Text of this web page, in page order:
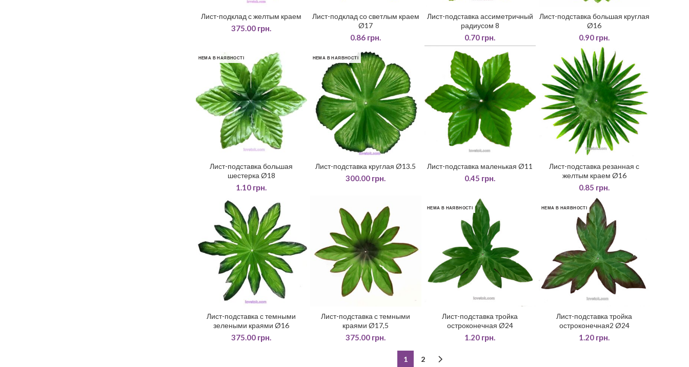
ДОДАТИ У КОШИК
Лист-подклад с желтым краем
375.00 грн.
ДОДАТИ У КОШИК
Лист-подклад со светлым краем
Ø17
0.86 грн.
ДОДАТИ У КОШИК
Лист-подставка ассиметричный
радиусом 8
0.70 грн.
ДОДАТИ У КОШИК
Лист-подставка большая круглая
Ø16
0.90 грн.
НЕМА В НАЯВНОСТІ
ЧИТАТИ ДАЛІ
Лист-подставка большая
шестерка Ø18
1.10 грн.
НЕМА В НАЯВНОСТІ
ЧИТАТИ ДАЛІ
Лист-подставка круглая Ø13.5
300.00 грн.
ДОДАТИ У КОШИК
Лист-подставка маленькая Ø11
0.45 грн.
ДОДАТИ У КОШИК
Лист-подставка резанная с
желтым краем Ø16
0.85 грн.
ДОДАТИ У КОШИК
Лист-подставка с темными
зелеными краями Ø16
375.00 грн.
ДОДАТИ У КОШИК
Лист-подставка с темными
краями Ø17,5
375.00 грн.
НЕМА В НАЯВНОСТІ
ЧИТАТИ ДАЛІ
Лист-подставка тройка
остроконечная Ø24
1.20 грн.
НЕМА В НАЯВНОСТІ
ЧИТАТИ ДАЛІ
Лист-подставка тройка
остроконечная2 Ø24
1.20 грн.
1 2